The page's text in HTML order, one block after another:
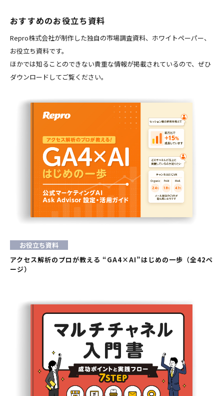
おすすめのお役立ち資料
Repro株式会社が制作した独自の市場調査資料、ホワイトペーパー、
お役立ち資料です。
ほかでは知ることのできない貴重な情報が掲載されているので、ぜひ
ダウンロードしてご覧ください。
お役立ち資料
アクセス解析のプロが教える “GA4×AI”はじめの一歩（全42ペ
ージ）